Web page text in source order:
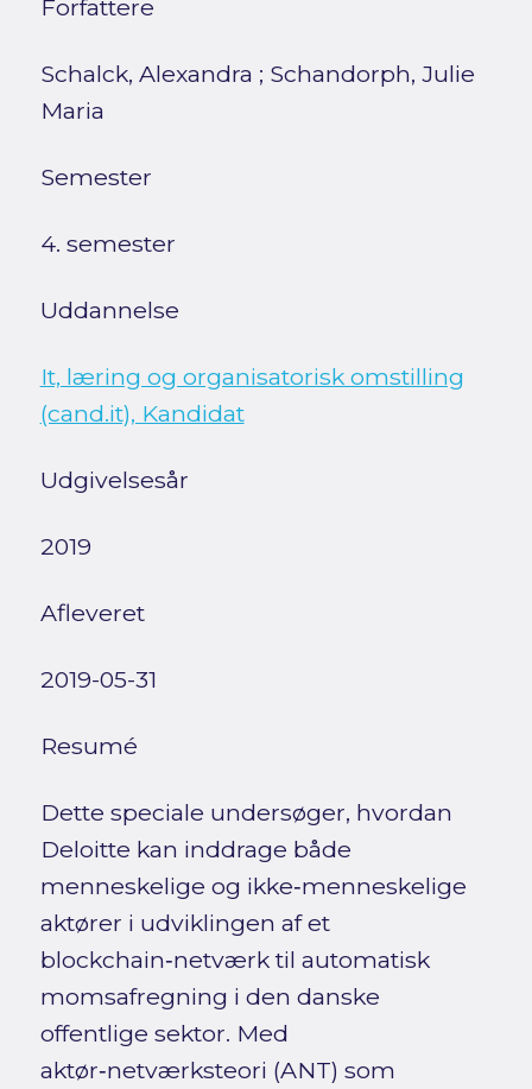
Forfattere
Schalck, Alexandra ; Schandorph, Julie
Maria
Semester
4. semester
Uddannelse
It, læring og organisatorisk omstilling
(cand.it), Kandidat
Udgivelsesår
2019
Afleveret
2019-05-31
Resumé
Dette speciale undersøger, hvordan
Deloitte kan inddrage både
menneskelige og ikke‑menneskelige
aktører i udviklingen af et
blockchain‑netværk til automatisk
momsafregning i den danske
offentlige sektor. Med
aktør‑netværksteori (ANT) som